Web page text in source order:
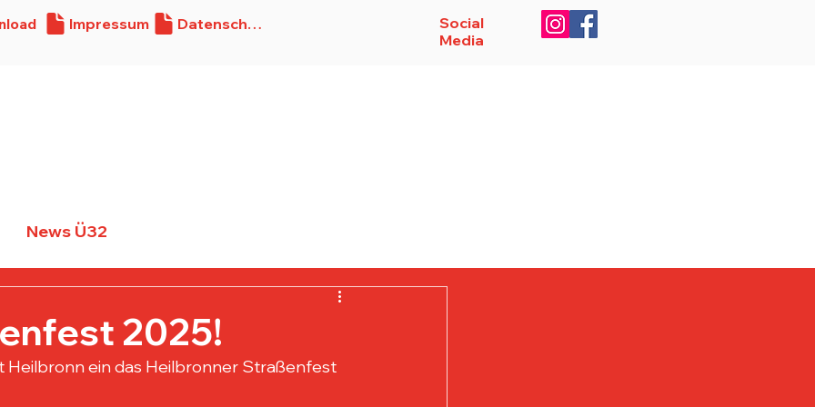
Impressum Datenschutz
Social
Media
News Ü32
2025!
Heilbronn ein das Heilbronner Straßenfest